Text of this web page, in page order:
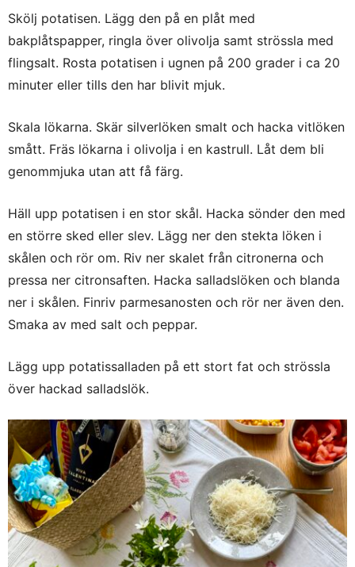
Skölj potatisen. Lägg den på en plåt med
bakplåtspapper, ringla över olivolja samt strössla med
flingsalt. Rosta potatisen i ugnen på 200 grader i ca 20
minuter eller tills den har blivit mjuk.
Skala lökarna. Skär silverlöken smalt och hacka vitlöken
smått. Fräs lökarna i olivolja i en kastrull. Låt dem bli
genommjuka utan att få färg.
Häll upp potatisen i en stor skål. Hacka sönder den med
en större sked eller slev. Lägg ner den stekta löken i
skålen och rör om. Riv ner skalet från citronerna och
pressa ner citronsaften. Hacka salladslöken och blanda
ner i skålen. Finriv parmesanosten och rör ner även den.
Smaka av med salt och peppar.
Lägg upp potatissalladen på ett stort fat och strössla
över hackad salladslök.